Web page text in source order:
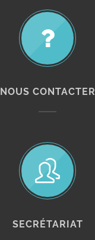
NOUS CONTACTER
SECRÉTARIAT